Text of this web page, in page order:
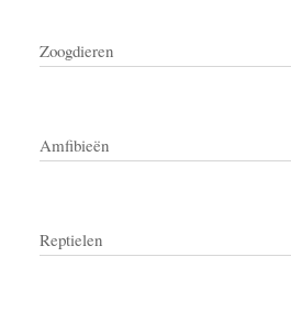
Zoogdieren
Amfibieën
Reptielen